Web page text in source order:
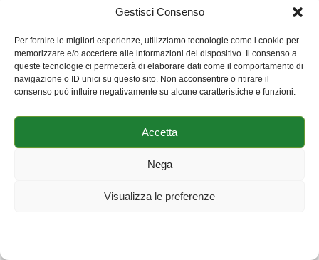
Gestisci Consenso
Per fornire le migliori esperienze, utilizziamo tecnologie come i cookie per
memorizzare e/o accedere alle informazioni del dispositivo. Il consenso a
queste tecnologie ci permetterà di elaborare dati come il comportamento di
navigazione o ID unici su questo sito. Non acconsentire o ritirare il
consenso può influire negativamente su alcune caratteristiche e funzioni.
Accetta
Nega
Visualizza le preferenze
migliorativi, tempo di ritorno e molto altro:
fanno già parte della